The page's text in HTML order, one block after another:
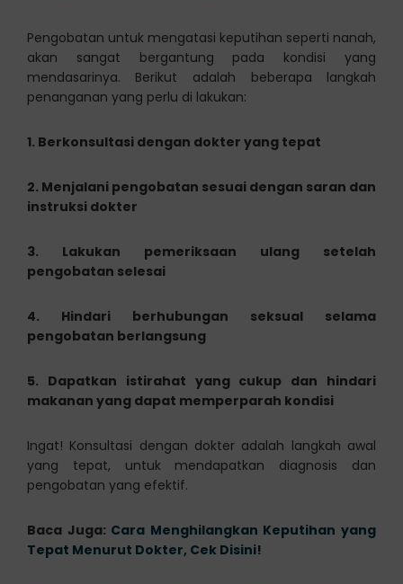
Pengobatan untuk mengatasi keputihan seperti nanah,
akan sangat bergantung pada kondisi yang
mendasarinya. Berikut adalah beberapa langkah
penanganan yang perlu di lakukan:
1. Berkonsultasi dengan dokter yang tepat
2. Menjalani pengobatan sesuai dengan saran dan
instruksi dokter
3. Lakukan pemeriksaan ulang setelah
pengobatan selesai
4. Hindari berhubungan seksual selama
pengobatan berlangsung
5. Dapatkan istirahat yang cukup dan hindari
makanan yang dapat memperparah kondisi
Ingat! Konsultasi dengan dokter adalah langkah awal
yang tepat, untuk mendapatkan diagnosis dan
pengobatan yang efektif.
Baca Juga: Cara Menghilangkan Keputihan yang
Tepat Menurut Dokter, Cek Disini!